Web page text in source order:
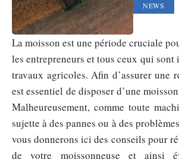
NEWS
La moisson est une période cruciale
les entrepreneurs et tous ceux qui sont
travaux agricoles. Afin d’assurer une
est essentiel de disposer d’une
Malheureusement, comme toute
sujette à des pannes ou à des
vous donnerons ici des conseils pour
de votre moissonneuse et ainsi